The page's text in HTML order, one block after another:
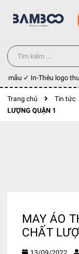
mẫu ✓ In-Thêu logo
Trang chủ Tin tức
LƯỢNG QUẬN 1
MAY ÁO
CHẤT
13/09/2022